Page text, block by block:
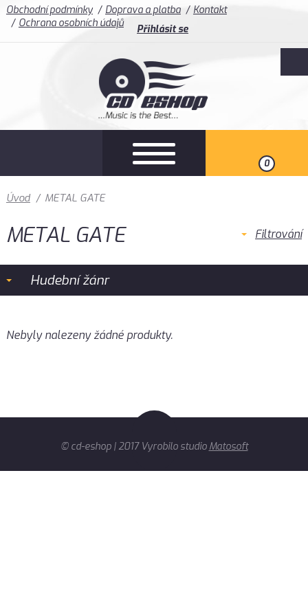
Obchodní podmínky Doprava a platba
Kontakt
Ochrana osobních údajů
Přihlásit se
0
Úvod / METAL GATE
METAL GATE Filtrování
Hudební žánr
Nebyly nalezeny žádné produkty.
© cd-eshop | 2017 Vyrobilo studio Matosoft